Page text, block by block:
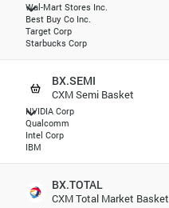
Wal-Mart Stores Inc.
Best Buy Co Inc.
Target Corp
Starbucks Corp
BX.SEMI
CXM Semi Basket
NVIDIA Corp
Qualcomm
Intel Corp
IBM
BX.TOTAL
CXM Total Market Basket